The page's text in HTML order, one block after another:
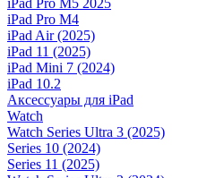
iPad Pro M5 2025
iPad Pro M4
iPad Air (2025)
iPad 11 (2025)
iPad Mini 7 (2024)
iPad 10.2
Аксессуары для iPad
Watch
Watch Series Ultra 3 (2025)
Series 10 (2024)
Series 11 (2025)